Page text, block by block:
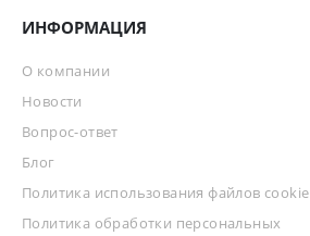
ИНФОРМАЦИЯ
О компании
Новости
Вопрос-ответ
Блог
Политика использования файлов cookie
Политика обработки персональных